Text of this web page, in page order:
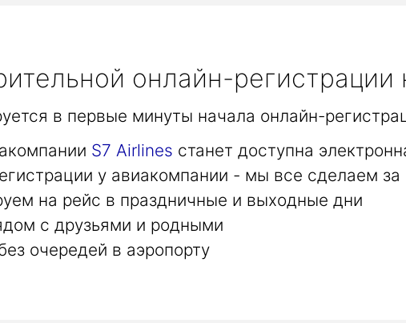
онлайн-регистрации
в первые минуты начала онлайн-
S7 Airlines станет доступна
у авиакомпании - мы все сделаем за
на рейс в праздничные и выходные дни
с друзьями и родными
очередей в аэропорту